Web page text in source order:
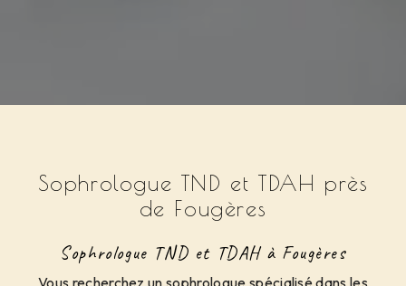
Sophrologue TND et TDAH près
de Fougères
Sophrologue TND et TDAH à Fougères